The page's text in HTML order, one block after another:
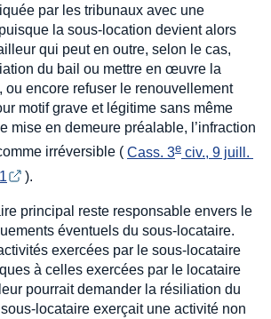
par les tribunaux avec une
la sous-location devient alors
qui peut en outre, selon le cas,
du bail ou mettre en œuvre la
ou encore refuser le renouvellement
motif grave et légitime sans même
mise en demeure préalable, l’infraction
irréversible ( Cass. 3e civ., 9 juill.
).
principal reste responsable envers le
éventuels du sous-locataire.
exercées par le sous-locataire
à celles exercées par le locataire
pourrait demander la résiliation du
locataire exerçait une activité non